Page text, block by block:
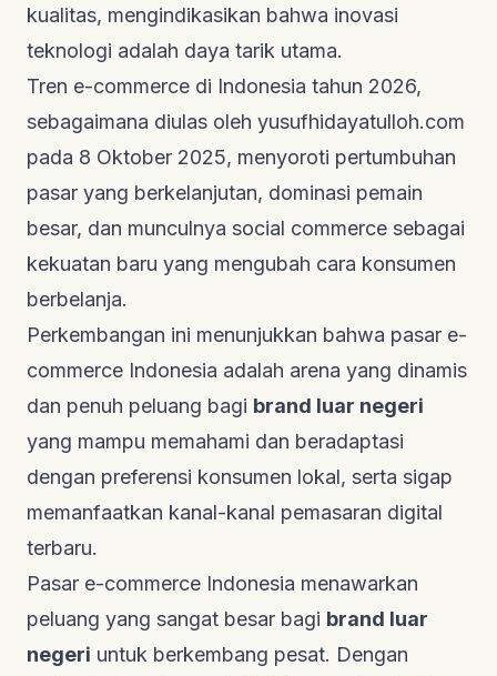
kualitas, mengindikasikan bahwa inovasi
teknologi adalah daya tarik utama.
Tren e-commerce di Indonesia tahun 2026,
sebagaimana diulas oleh yusufhidayatulloh.com
pada 8 Oktober 2025, menyoroti pertumbuhan
pasar yang berkelanjutan, dominasi pemain
besar, dan munculnya social commerce sebagai
kekuatan baru yang mengubah cara konsumen
berbelanja.
Perkembangan ini menunjukkan bahwa pasar e-
commerce Indonesia adalah arena yang dinamis
dan penuh peluang bagi brand luar negeri
yang mampu memahami dan beradaptasi
dengan preferensi konsumen lokal, serta sigap
memanfaatkan kanal-kanal pemasaran digital
terbaru.
Pasar e-commerce Indonesia menawarkan
peluang yang sangat besar bagi brand luar
negeri untuk berkembang pesat. Dengan